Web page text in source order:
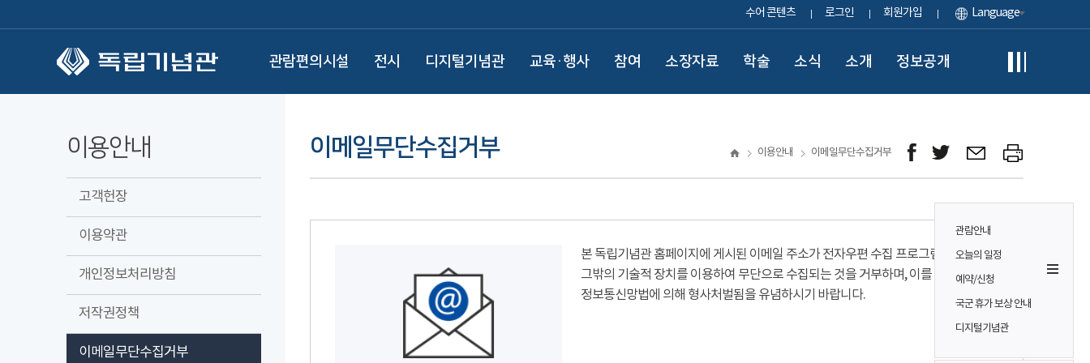
수어 콘텐츠 로그인 회원가입 Language
관람편의시설 전시 디지털기념관 교육·행사 참여 소장자료 학술 소식 소개 정보공개
관람안내
오늘의 일정
예약/신청
국군 휴가 보상 안내
디지털기념관
이용안내
고객헌장
이용약관
개인정보처리방침
저작권정책
이메일무단수집거부
이메일무단수집거부 이용안내 이메일무단수집거부
본 독립기념관 홈페이지에 게시된 이메일 주소가 전자우편 수집 프로그램이나
그밖의 기술적 장치를 이용하여 무단으로 수집되는 것을 거부하며, 이를 위반시
정보통신망법에 의해 형사처벌됨을 유념하시기 바랍니다.